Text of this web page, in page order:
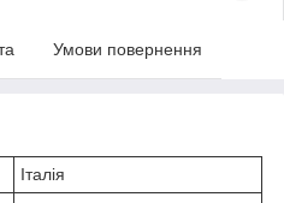
Умови повернення
Італія